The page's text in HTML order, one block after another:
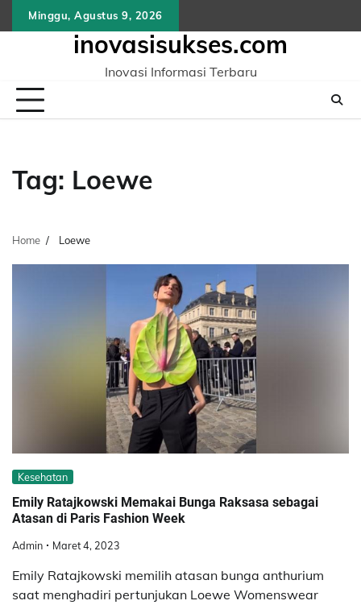
to
Minggu, Agustus 9, 2026
inovasisukses.com
Inovasi Informasi Terbaru
Tag: Loewe
Home Loewe
Kesehatan
Emily Ratajkowski Memakai Bunga Raksasa sebagai
Atasan di Paris Fashion Week
Admin Maret 4, 2023
Emily Ratajkowski memilih atasan bunga anthurium
saat menghadiri pertunjukan Loewe Womenswear